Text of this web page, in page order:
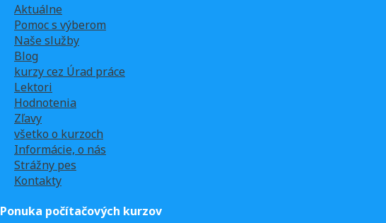
Aktuálne
Pomoc s výberom
Naše služby
Blog
kurzy cez Úrad práce
Lektori
Hodnotenia
Zľavy
všetko o kurzoch
Informácie, o nás
Strážny pes
Kontakty
Ponuka počítačových kurzov